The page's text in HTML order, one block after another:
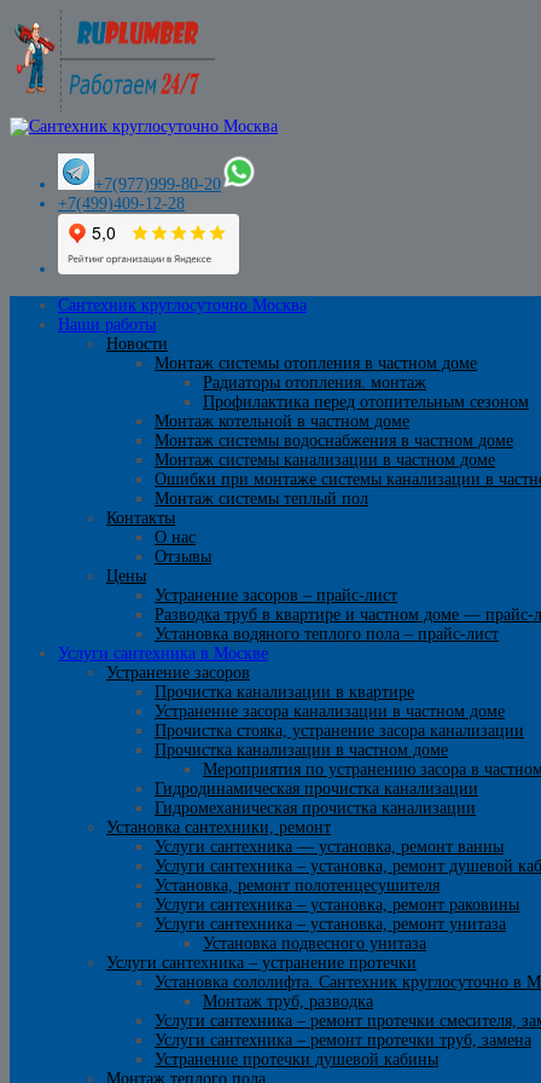
+7(977)999-80-20
+7(499)409-12-28
Сантехник круглосуточно Москва
Наши работы
Новости
Монтаж системы отопления в частном доме
Радиаторы отопления. монтаж
Профилактика перед отопительным сезоном
Монтаж котельной в частном доме
Монтаж системы водоснабжения в частном доме
Монтаж системы канализации в частном доме
Ошибки при монтаже системы канализации в
Монтаж системы теплый пол
Контакты
О нас
Отзывы
Цены
Устранение засоров – прайс-лист
Разводка труб в квартире и частном доме — прайс-
Установка водяного теплого пола – прайс-лист
Услуги сантехника в Москве
Устранение засоров
Прочистка канализации в квартире
Устранение засора канализации в частном доме
Прочистка стояка, устранение засора канализации
Прочистка канализации в частном доме
Мероприятия по устранению засора в
Гидродинамическая прочистка канализации
Гидромеханическая прочистка канализации
Установка сантехники, ремонт
Услуги сантехника — установка, ремонт ванны
Услуги сантехника – установка, ремонт душевой
Установка, ремонт полотенцесушителя
Услуги сантехника – установка, ремонт раковины
Услуги сантехника – установка, ремонт унитаза
Установка подвесного унитаза
Услуги сантехника – устранение протечки
Установка сололифта. Сантехник круглосуточно в
Монтаж труб, разводка
Услуги сантехника – ремонт протечки смесителя,
Услуги сантехника – ремонт протечки труб, замена
Устранение протечки душевой кабины
Монтаж теплого пола